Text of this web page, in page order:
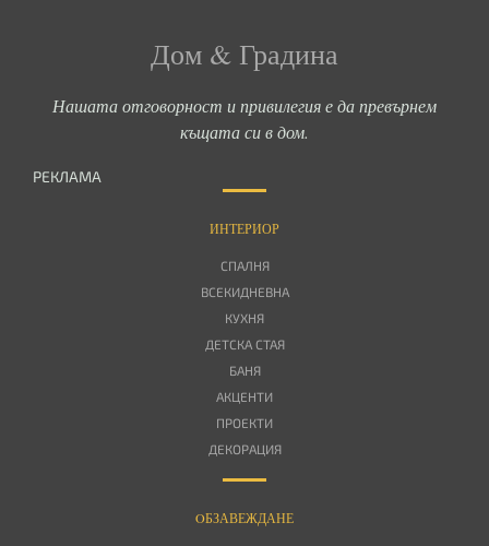
Дом & Градина
Нашата отговорност и привилегия е да превърнем
къщата си в дом.
РЕКЛАМА
ИНТЕРИОР
СПАЛНЯ
ВСЕКИДНЕВНА
КУХНЯ
ДЕТСКА СТАЯ
БАНЯ
АКЦЕНТИ
ПРОЕКТИ
ДЕКОРАЦИЯ
OБЗАВЕЖДАНЕ